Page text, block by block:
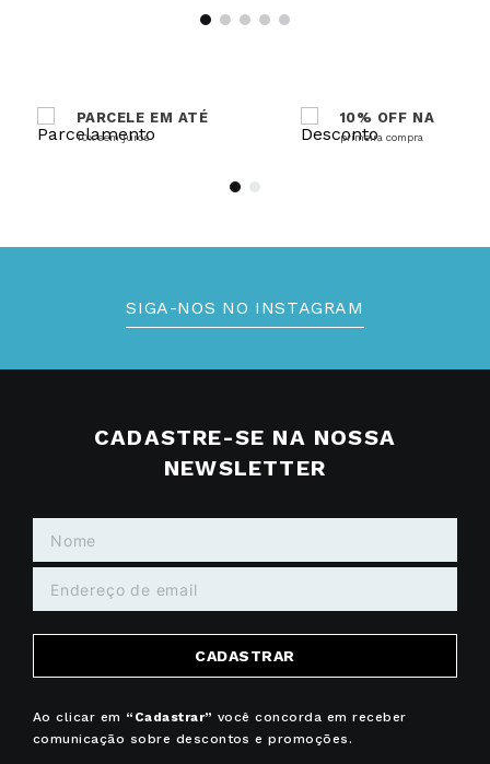
PARCELE EM ATÉ
10x sem juros
10% OFF NA
primeira compra
SIGA-NOS NO INSTAGRAM
CADASTRE-SE NA NOSSA
NEWSLETTER
CADASTRAR
Ao clicar em “Cadastrar” você concorda em receber
comunicação sobre descontos e promoções.